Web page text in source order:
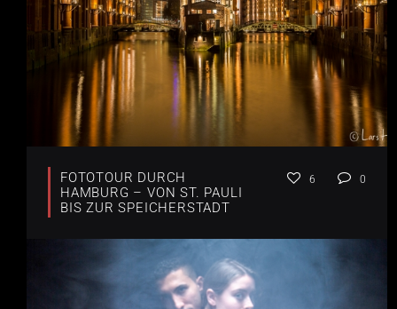
FOTOTOUR DURCH
HAMBURG – VON ST. PAULI
BIS ZUR SPEICHERSTADT
6 0